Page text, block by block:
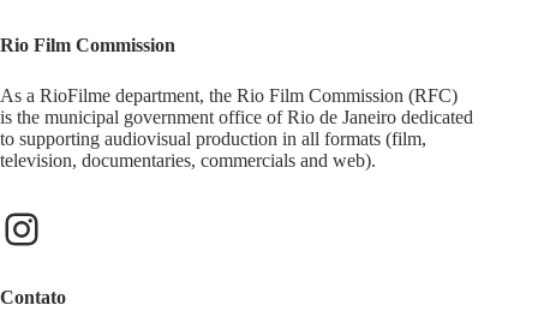
Rio Film Commission
As a RioFilme department, the Rio Film Commission (RFC)
is the municipal government office of Rio de Janeiro dedicated
to supporting audiovisual production in all formats (film,
television, documentaries, commercials and web).
Contato